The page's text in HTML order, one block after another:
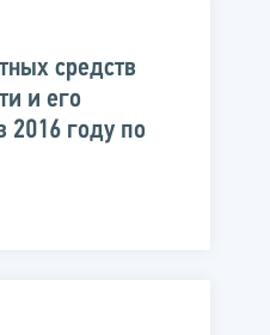
средств
и его
2016 году по